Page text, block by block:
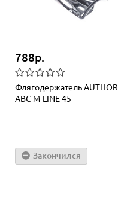
788р.
Флягодержатель AUTHOR
ABC M-LINE 45
Закончился